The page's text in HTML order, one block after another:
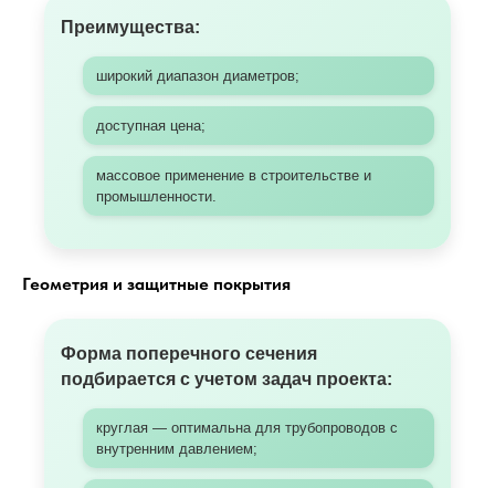
Преимущества:
широкий диапазон диаметров;
доступная цена;
массовое применение в строительстве и
промышленности.
Геометрия и защитные покрытия
Форма поперечного сечения
подбирается с учетом задач проекта:
круглая — оптимальна для трубопроводов с
внутренним давлением;